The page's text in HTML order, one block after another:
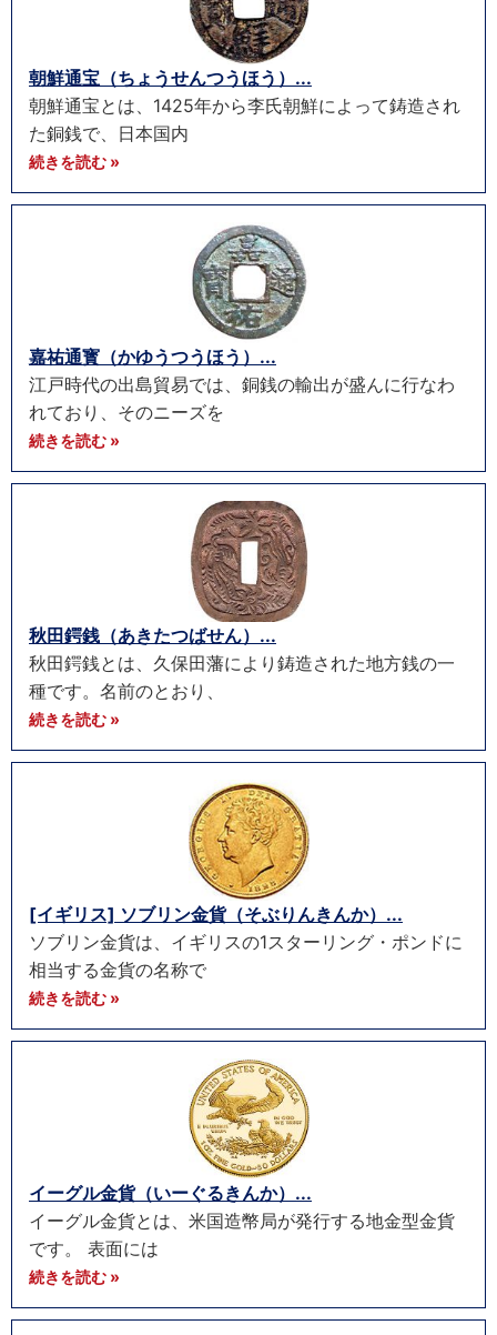
朝鮮通宝（ちょうせんつうほう）...
朝鮮通宝とは、1425年から李氏朝鮮によって鋳造され
た銅銭で、日本国内
続きを読む »
嘉祐通寳（かゆうつうほう）...
江戸時代の出島貿易では、銅銭の輸出が盛んに行なわ
れており、そのニーズを
続きを読む »
秋田鍔銭（あきたつばせん）...
秋田鍔銭とは、久保田藩により鋳造された地方銭の一
種です。名前のとおり、
続きを読む »
[イギリス] ソブリン金貨（そぶりんきんか）...
ソブリン金貨は、イギリスの1スターリング・ポンドに
相当する金貨の名称で
続きを読む »
イーグル金貨（いーぐるきんか）...
イーグル金貨とは、米国造幣局が発行する地金型金貨
です。 表面には
続きを読む »